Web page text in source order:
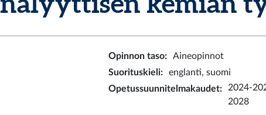
Opinnon taso:
Aineopinnot
Suorituskieli:
englanti, suomi
Opetussuunnitelmakaudet:
2024-
2028